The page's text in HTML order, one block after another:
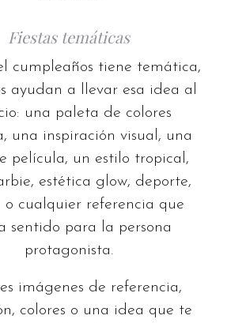
Fiestas temáticas
cumpleaños tiene temática,
ayudan a llevar esa idea al
una paleta de colores
una inspiración visual, una
película, un estilo tropical,
estética glow, deporte,
o cualquier referencia que
sentido para la persona
protagonista.
imágenes de referencia,
colores o una idea que te